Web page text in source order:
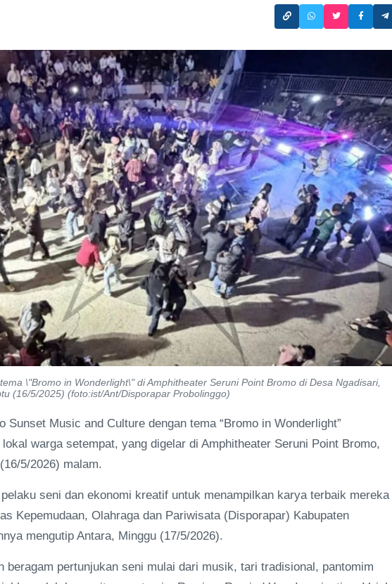
\"Bromo in Wonderlight\" di Amphitheater Seruni Point Bromo di Desa Ngadisari,
(16/5/2025) (foto:ist/Ant/Disporapar Probolinggo)
Music and Culture dengan tema “Bromo in Wonderlight”
warga setempat, yang digelar di Amphitheater Seruni Point Bromo,
5/2026) malam.
seni dan ekonomi kreatif untuk menampilkan karya terbaik mereka
Kepemudaan, Olahraga dan Pariwisata (Disporapar) Kabupaten
mengutip Antara, Minggu (17/5/2026).
beragam pertunjukan seni mulai dari musik, tari tradisional, pantomim